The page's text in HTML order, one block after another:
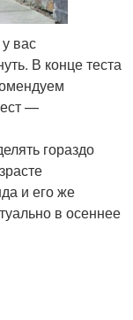
вас
В конце теста
—
гораздо
и его же
в осеннее